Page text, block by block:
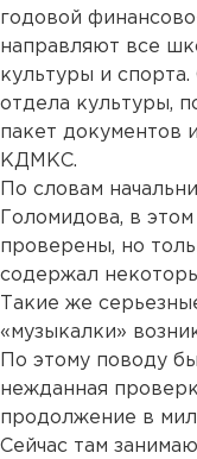
годовой
направляют все
культуры и спорта.
отдела культуры,
пакет документов
КДМКС.
По словам
Голомидова, в
проверены, но
содержал
Такие же
«музыкалки»
По этому поводу
нежданная
продолжение в
Сейчас там